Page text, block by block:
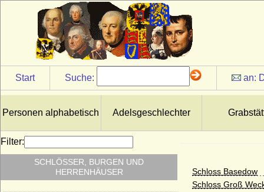
Start Suche: an:
Personen alphabetisch Adelsgeschlechter
Schloss Basedow
Schloss Groß
Filter:
SCHLÖSSER, BURGEN UND
HERRENHÄUSER